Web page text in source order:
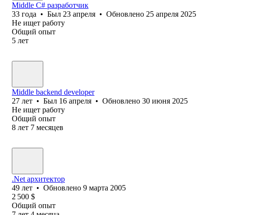
Middle С# разработчик
33 года • Был 23 апреля • Обновлено 25 апреля 2025
Не ищет работу
Общий опыт
5 лет
Middle backend developer
27 лет • Был 16 апреля • Обновлено 30 июня 2025
Не ищет работу
Общий опыт
8 лет 7 месяцев
.Net архитектор
49 лет • Обновлено 9 марта 2005
2 500 $
Общий опыт